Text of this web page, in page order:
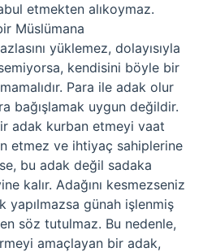
etmekten alıkoymaz.
Müslümana
yüklemez, dolayısıyla
kendisini böyle bir
Para ile adak olur
bağışlamak uygun değildir.
adak kurban etmeyi vaat
etmez ve ihtiyaç sahiplerine
bu adak değil sadaka
kalır. Adağını kesmezseniz
yapılmazsa günah işlenmiş
söz tutulmaz. Bu nedenle,
amaçlayan bir adak,